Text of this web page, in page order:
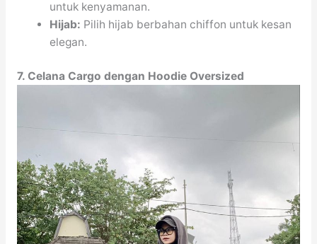
untuk kenyamanan.
Hijab: Pilih hijab berbahan chiffon untuk kesan
elegan.
7. Celana Cargo dengan Hoodie Oversized